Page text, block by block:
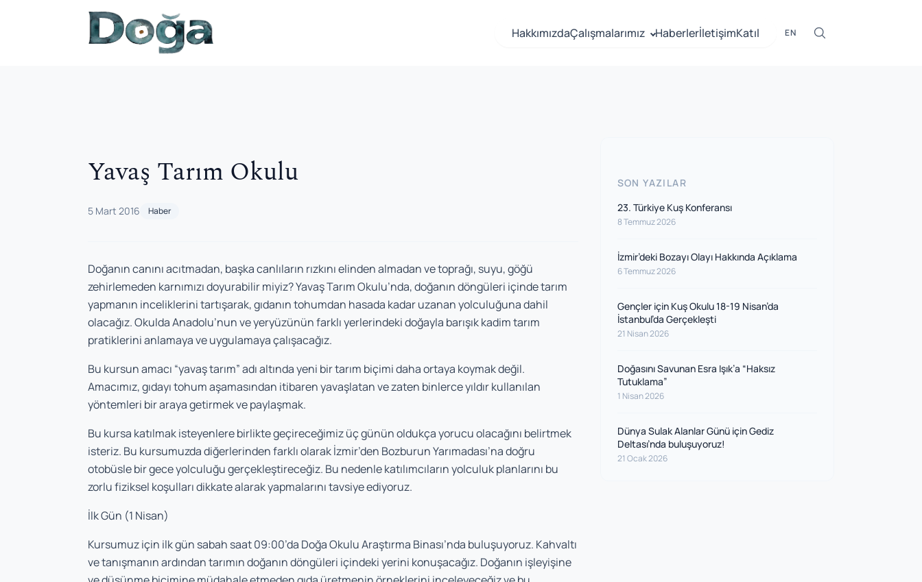
HakkımızdaÇalışmalarımız HaberlerİletişimKatıl EN
Yavaş Tarım Okulu
5 Mart 2016 Haber
Doğanın canını acıtmadan, başka canlıların rızkını elinden almadan ve toprağı, suyu, göğü
zehirlemeden karnımızı doyurabilir miyiz? Yavaş Tarım Okulu’nda, doğanın döngüleri içinde tarım
yapmanın inceliklerini tartışarak, gıdanın tohumdan hasada kadar uzanan yolculuğuna dahil
olacağız. Okulda Anadolu’nun ve yeryüzünün farklı yerlerindeki doğayla barışık kadim tarım
pratiklerini anlamaya ve uygulamaya çalışacağız.
Bu kursun amacı “yavaş tarım” adı altında yeni bir tarım biçimi daha ortaya koymak değil.
Amacımız, gıdayı tohum aşamasından itibaren yavaşlatan ve zaten binlerce yıldır kullanılan
yöntemleri bir araya getirmek ve paylaşmak.
Bu kursa katılmak isteyenlere birlikte geçireceğimiz üç günün oldukça yorucu olacağını belirtmek
isteriz. Bu kursumuzda diğerlerinden farklı olarak İzmir’den Bozburun Yarımadası’na doğru
otobüsle bir gece yolculuğu gerçekleştireceğiz. Bu nedenle katılımcıların yolculuk planlarını bu
zorlu fiziksel koşulları dikkate alarak yapmalarını tavsiye ediyoruz.
İlk Gün (1 Nisan)
Kursumuz için ilk gün sabah saat 09:00’da Doğa Okulu Araştırma Binası’nda buluşuyoruz. Kahvaltı
ve tanışmanın ardından tarımın doğanın döngüleri içindeki yerini konuşacağız. Doğanın işleyişine
SON YAZILAR
23. Türkiye Kuş Konferansı
8 Temmuz 2026
İzmir’deki Bozayı Olayı Hakkında Açıklama
6 Temmuz 2026
Gençler için Kuş Okulu 18-19 Nisan’da
İstanbul’da Gerçekleşti
21 Nisan 2026
Doğasını Savunan Esra Işık’a “Haksız
Tutuklama”
1 Nisan 2026
Dünya Sulak Alanlar Günü için Gediz
Deltası’nda buluşuyoruz!
21 Ocak 2026